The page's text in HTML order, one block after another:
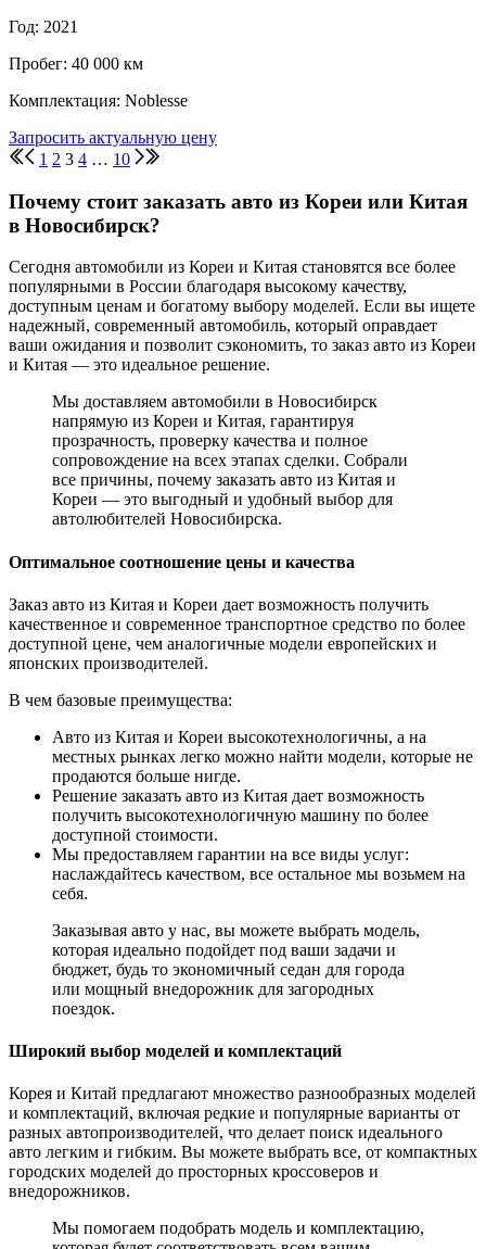
Год: 2021
Пробег: 40 000 км
Комплектация: Noblesse
Запросить актуальную цену
1 2 3 4 … 10
Почему стоит заказать авто из Кореи или Китая
в Новосибирск?
Сегодня автомобили из Кореи и Китая становятся все более
популярными в России благодаря высокому качеству,
доступным ценам и богатому выбору моделей. Если вы ищете
надежный, современный автомобиль, который оправдает
ваши ожидания и позволит сэкономить, то заказ авто из Кореи
и Китая — это идеальное решение.
Мы доставляем автомобили в Новосибирск
напрямую из Кореи и Китая, гарантируя
прозрачность, проверку качества и полное
сопровождение на всех этапах сделки. Собрали
все причины, почему заказать авто из Китая и
Кореи — это выгодный и удобный выбор для
автолюбителей Новосибирска.
Оптимальное соотношение цены и качества
Заказ авто из Китая и Кореи дает возможность получить
качественное и современное транспортное средство по более
доступной цене, чем аналогичные модели европейских и
японских производителей.
В чем базовые преимущества:
Авто из Китая и Кореи высокотехнологичны, а на
местных рынках легко можно найти модели, которые не
продаются больше нигде.
Решение заказать авто из Китая дает возможность
получить высокотехнологичную машину по более
доступной стоимости.
Мы предоставляем гарантии на все виды услуг:
наслаждайтесь качеством, все остальное мы возьмем на
себя.
Заказывая авто у нас, вы можете выбрать модель,
которая идеально подойдет под ваши задачи и
бюджет, будь то экономичный седан для города
или мощный внедорожник для загородных
поездок.
Широкий выбор моделей и комплектаций
Корея и Китай предлагают множество разнообразных моделей
и комплектаций, включая редкие и популярные варианты от
разных автопроизводителей, что делает поиск идеального
авто легким и гибким. Вы можете выбрать все, от компактных
городских моделей до просторных кроссоверов и
внедорожников.
Мы помогаем подобрать модель и комплектацию,